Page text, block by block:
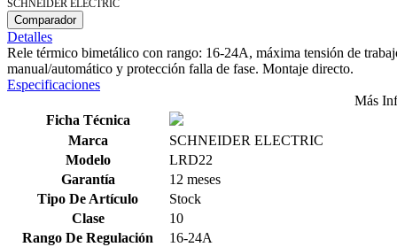
SCHNEIDER ELECTRIC
Comparador
Detalles
Rele térmico bimetálico con rango: 16-24A, máxima tensión de
manual/automático y protección falla de fase. Montaje directo.
Especificaciones
Más
Ficha Técnica
Marca
SCHNEIDER ELECTRIC
Modelo
LRD22
Garantía
12 meses
Tipo De Artículo
Stock
Clase
10
Rango De Regulación
16-24A